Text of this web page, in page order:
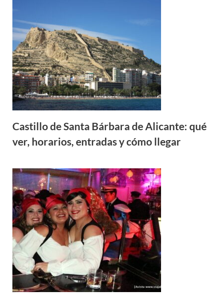
Castillo de Santa Bárbara de Alicante: qué
ver, horarios, entradas y cómo llegar